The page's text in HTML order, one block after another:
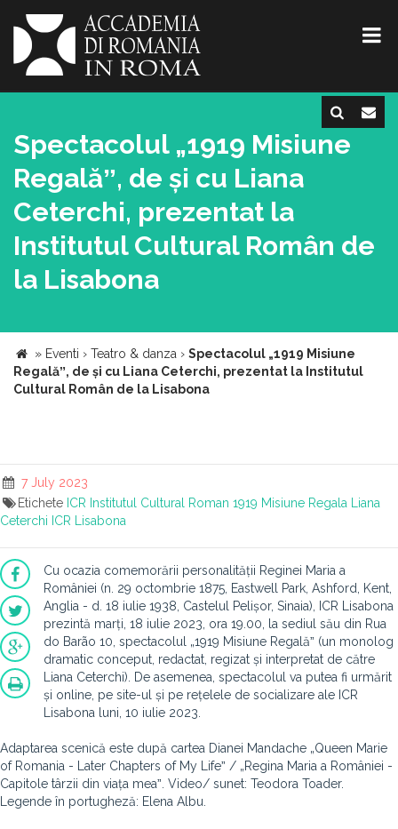
Spectacolul „1919 Misiune
Regalăˮ, de și cu Liana
Ceterchi, prezentat la
Institutul Cultural Român de
la Lisabona
» Eventi › Teatro & danza › Spectacolul „1919 Misiune
Regalăˮ, de și cu Liana Ceterchi, prezentat la Institutul
Cultural Român de la Lisabona
7 July 2023
Etichete ICR Institutul Cultural Roman 1919 Misiune Regala
Liana
Ceterchi ICR Lisabona
Cu ocazia comemorării personalității Reginei Maria a
României (n. 29 octombrie 1875, Eastwell Park, Ashford, Kent,
Anglia - d. 18 iulie 1938, Castelul Pelișor, Sinaia), ICR Lisabona
prezintă marți, 18 iulie 2023, ora 19.00, la sediul său din Rua
do Barão 10, spectacolul „1919 Misiune Regalăˮ (un monolog
dramatic conceput, redactat, regizat și interpretat de către
Liana Ceterchi). De asemenea, spectacolul va putea fi urmărit
și online, pe site-ul și pe rețelele de socializare ale ICR
Lisabona luni, 10 iulie 2023.
Adaptarea scenică este după cartea Dianei Mandache „Queen Marie
of Romania - Later Chapters of My Lifeˮ / „Regina Maria a României -
Capitole târzii din viața meaˮ. Video/ sunet: Teodora Toader.
Legende în portugheză: Elena Albu.